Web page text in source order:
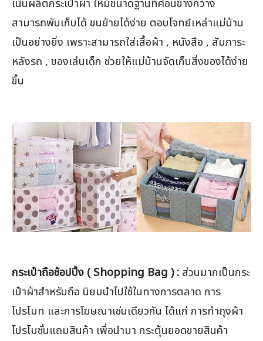
เน้นผลิตกระเป๋าผ้า ให้มีขนาดฐานที่ค่อนข้างกว้าง
สามารถพับเก็บได้ ขนย้ายได้ง่าย ตอบโจทย์เหล่าแม่บ้าน
เป็นอย่างยิ่ง เพราะสามารถใส่เสื้อผ้า , หนังสือ , สัมภาระ
หลังรถ , ของเล่นเด็ก ช่วยให้แม่บ้านจัดเก็บสิ่งของได้ง่าย
ขึ้น
กระเป๋าถือช้อปปิ้ง ( Shopping Bag ) : ส่วนมากเป็นกระ
เป๋าผ้าสำหรับถือ นิยมนำไปใช้ในทางการตลาด การ
โปรโมท และการโฆษณาเช่นเดียวกัน ได้แก่ การทำถุงผ้า
โปรโมชั่นแถมสินค้า เพื่อนำมา กระตุ้นยอดขายสินค้า